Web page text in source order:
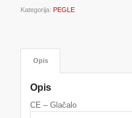
Kategorija: PEGLE
Opis
Opis
CE – Glačalo